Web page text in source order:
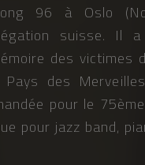
96 à Oslo
suisse. Il
des
des
pour le
pour jazz band,